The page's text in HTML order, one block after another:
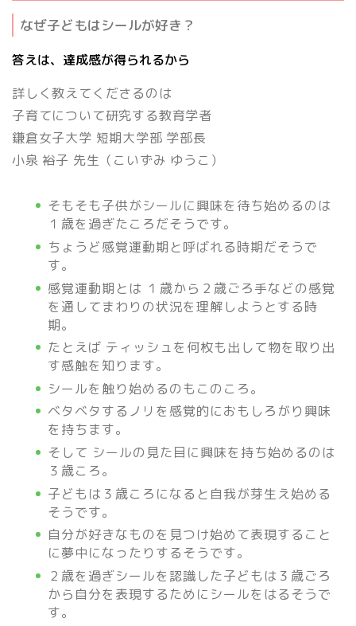
なぜ子どもはシールが好き？
答えは、達成感が得られるから
詳しく教えてくださるのは
子育てについて研究する教育学者
鎌倉女子大学 短期大学部 学部長
小泉 裕子 先生（こいずみ ゆうこ）
そもそも子供がシールに興味を待ち始めるのは
１歳を過ぎたころだそうです。
ちょうど感覚運動期と呼ばれる時期だそうで
す。
感覚運動期とは １歳から２歳ごろ手などの感覚
を通してまわりの状況を理解しようとする時
期。
たとえば ティッシュを何枚も出して物を取り出
す感触を知ります。
シールを触り始めるのもこのころ。
ベタベタするノリを感覚的におもしろがり興味
を持ちます。
そして シールの見た目に興味を持ち始めるのは
３歳ころ。
子どもは３歳ころになると自我が芽生え始める
そうです。
自分が好きなものを見つけ始めて表現すること
に夢中になったりするそうです。
２歳を過ぎシールを認識した子どもは３歳ごろ
から自分を表現するためにシールをはるそうで
す。